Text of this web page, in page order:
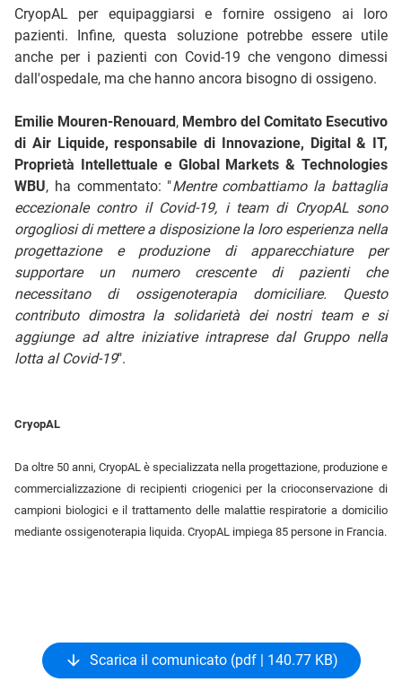
CryopAL per equipaggiarsi e fornire ossigeno ai loro
pazienti. Infine, questa soluzione potrebbe essere utile
anche per i pazienti con Covid-19 che vengono dimessi
dall'ospedale, ma che hanno ancora bisogno di ossigeno.
Emilie Mouren-Renouard, Membro del Comitato Esecutivo
di Air Liquide, responsabile di Innovazione, Digital & IT,
Proprietà Intellettuale e Global Markets & Technologies
WBU, ha commentato: "Mentre combattiamo la battaglia
eccezionale contro il Covid-19, i team di CryopAL sono
orgogliosi di mettere a disposizione la loro esperienza nella
progettazione e produzione di apparecchiature per
supportare un numero crescente di pazienti che
necessitano di ossigenoterapia domiciliare. Questo
contributo dimostra la solidarietà dei nostri team e si
aggiunge ad altre iniziative intraprese dal Gruppo nella
lotta al Covid-19".
CryopAL
Da oltre 50 anni, CryopAL è specializzata nella progettazione, produzione e
commercializzazione di recipienti criogenici per la crioconservazione di
campioni biologici e il trattamento delle malattie respiratorie a domicilio
mediante ossigenoterapia liquida. CryopAL impiega 85 persone in Francia.
Scarica il comunicato (pdf | 140.77 KB)